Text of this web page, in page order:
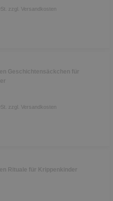
zzgl. Versandkosten
Geschichtensäckchen für
zzgl. Versandkosten
Rituale für Krippenkinder